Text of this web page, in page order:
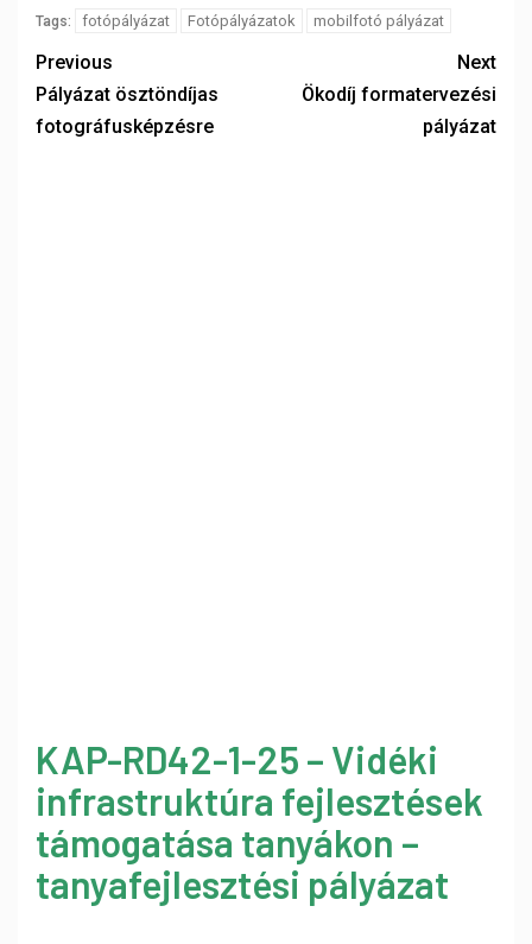
Tags: fotópályázat Fotópályázatok mobilfotó pályázat
Previous
Pályázat ösztöndíjas
fotográfusképzésre
Next
Ökodíj formatervezési
pályázat
KAP-RD42-1-25 – Vidéki
infrastruktúra fejlesztések
támogatása tanyákon –
tanyafejlesztési pályázat